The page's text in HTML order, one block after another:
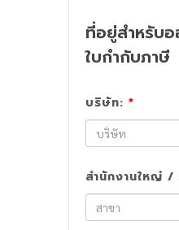
ที่อยู่สำหรับ
ใบกำกับภาษี
บริษัท: *
สำนักงานใหญ่ /